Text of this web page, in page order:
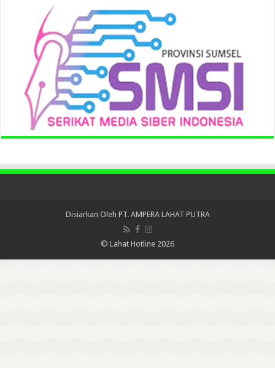
Disiarkan Oleh PT. AMPERA LAHAT PUTRA
© Lahat Hotline 2026